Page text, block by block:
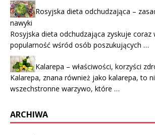
Rosyjska dieta odchudzająca –
nawyki
Rosyjska dieta odchudzająca zyskuje coraz
popularność wśród osób poszukujących …
Kalarepa – właściwości, korzyści
Kalarepa, znana również jako kalarepa, to
wszechstronne warzywo, które …
ARCHIWA